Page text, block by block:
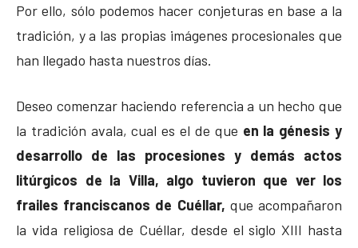
Por ello, sólo podemos hacer conjeturas en base a la
tradición, y a las propias imágenes procesionales que
han llegado hasta nuestros días.
Deseo comenzar haciendo referencia a un hecho que
la tradición avala, cual es el de que en la génesis y
desarrollo de las procesiones y demás actos
litúrgicos de la Villa, algo tuvieron que ver los
frailes franciscanos de Cuéllar, que acompañaron
la vida religiosa de Cuéllar, desde el siglo XIII hasta